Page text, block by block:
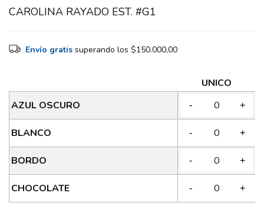
CAROLINA RAYADO EST. #G1
Envío gratis superando los $150.000,00
UNICO
AZUL OSCURO
- +
BLANCO - +
BORDO - +
CHOCOLATE - +